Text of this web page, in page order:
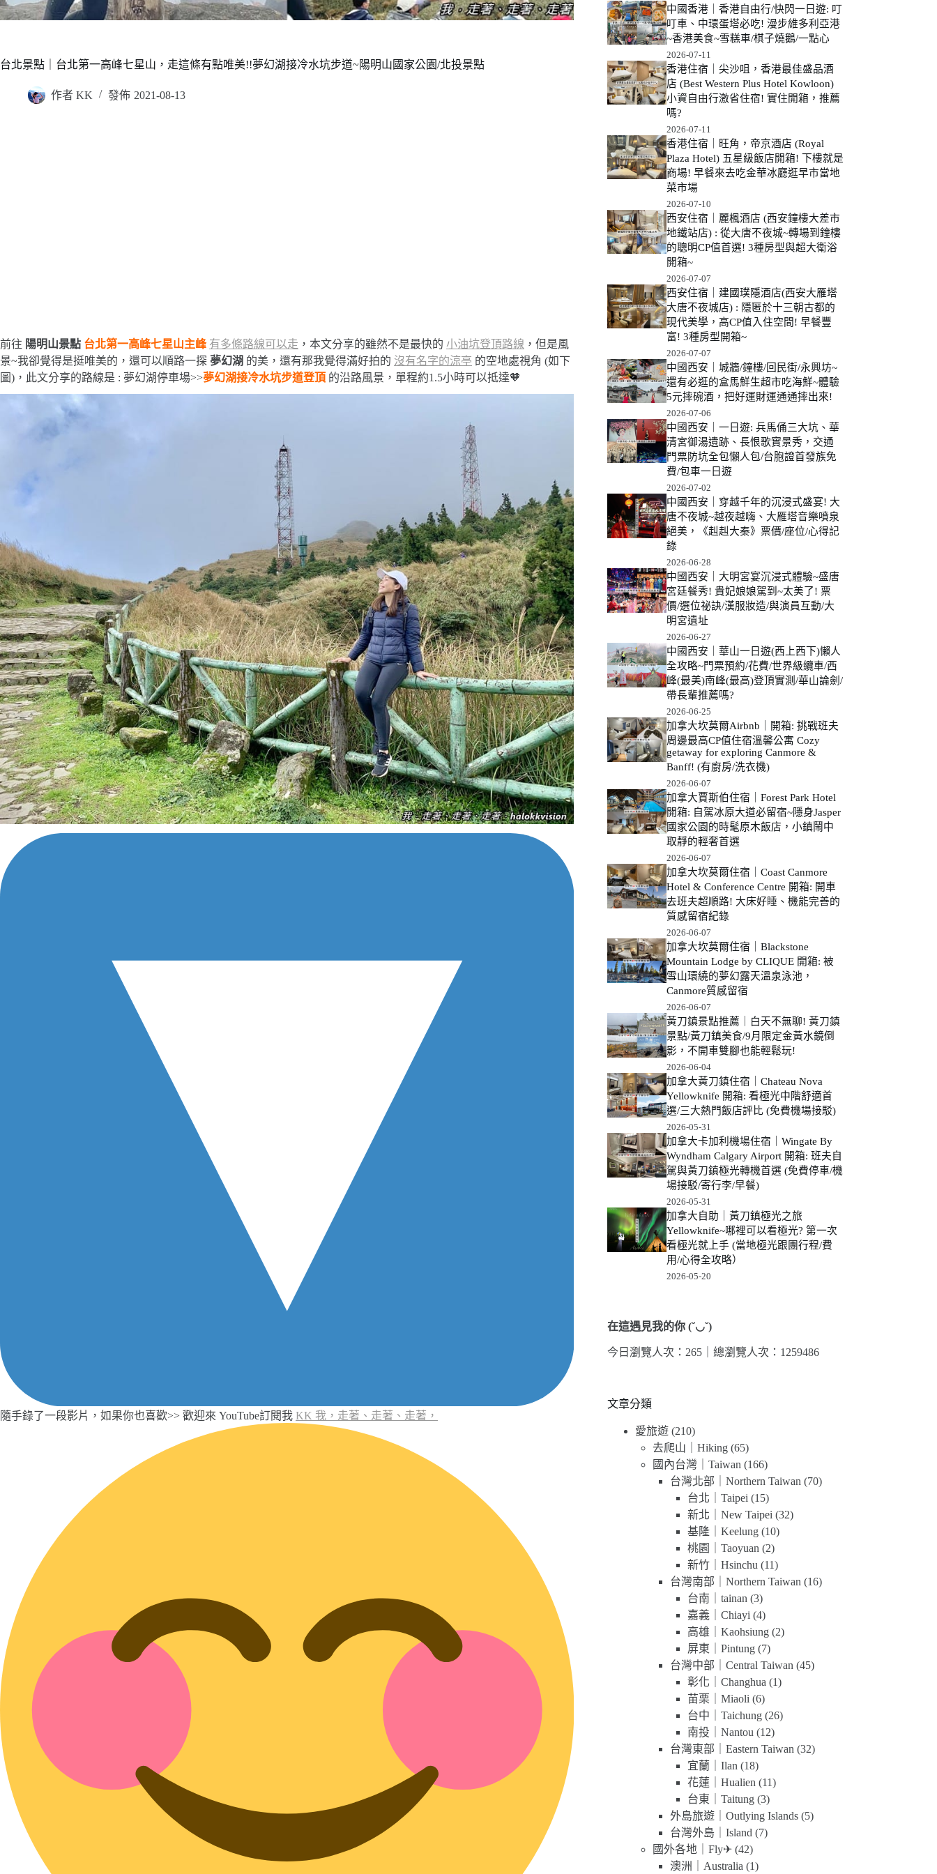
台北景點｜台北第一高峰七星山，走這條有點唯美!!夢幻湖接冷水坑步道~陽明山國家公園/北投景點
作者 KK 發佈 2021-08-13
前往 陽明山景點 台北第一高峰七星山主峰 有多條路線可以走 ，本文分享的雖然不是最快的 小油坑登頂路線 ，但是風
景~我卻覺得是挺唯美的，還可以順路一探 夢幻湖 的美，還有那我覺得滿好拍的 沒有名字的涼亭 的空地處視角 (如下
圖)，此文分享的路線是 : 夢幻湖停車場>>夢幻湖接冷水坑步道登頂 的沿路風景，單程約1.5小時可以抵達🧡
隨手錄了一段影片，如果你也喜歡>> 歡迎來 YouTube訂閱我 KK 我，走著、走著、走著，
中國香港｜香港自由行/快閃一日遊: 叮
叮車、中環蛋塔必吃! 漫步維多利亞港
~香港美食~雪糕車/棋子燒鵝/一點心
2026-07-11
香港住宿｜尖沙咀，香港最佳盛品酒
店 (Best Western Plus Hotel Kowloon)
小資自由行激省住宿! 實住開箱，推薦
嗎?
2026-07-11
香港住宿｜旺角，帝京酒店 (Royal
Plaza Hotel) 五星級飯店開箱! 下樓就是
商場! 早餐來去吃金華冰廳逛早市當地
菜市場
2026-07-10
西安住宿｜麗楓酒店 (西安鐘樓大差市
地鐵站店) : 從大唐不夜城~轉場到鐘樓
的聰明CP值首選! 3種房型與超大衛浴
開箱~
2026-07-07
西安住宿｜建國璞隱酒店(西安大雁塔
大唐不夜城店) : 隱匿於十三朝古都的
現代美學，高CP值入住空間! 早餐豐
富! 3種房型開箱~
2026-07-07
中國西安｜城牆/鐘樓/回民街/永興坊~
還有必逛的盒馬鮮生超市吃海鮮~體驗
5元摔碗酒，把好運財運通通摔出來!
2026-07-06
中國西安｜一日遊: 兵馬俑三大坑、華
清宮御湯遺跡、長恨歌實景秀，交通
門票防坑全包懶人包/台胞證首發族免
費/包車一日遊
2026-07-02
中國西安｜穿越千年的沉浸式盛宴! 大
唐不夜城~越夜越嗨、大雁塔音樂噴泉
絕美，《赳赳大秦》票價/座位/心得記
錄
2026-06-28
中國西安｜大明宮宴沉浸式體驗~盛唐
宮廷餐秀! 貴妃娘娘駕到~太美了! 票
價/選位祕訣/漢服妝造/與演員互動/大
明宮遺址
2026-06-27
中國西安｜華山一日遊(西上西下)懶人
全攻略~門票預約/花費/世界級纜車/西
峰(最美)南峰(最高)登頂實測/華山論劍/
帶長輩推薦嗎?
2026-06-25
加拿大坎莫爾Airbnb｜開箱: 挑戰班夫
周邊最高CP值住宿溫馨公寓 Cozy
getaway for exploring Canmore &
Banff! (有廚房/洗衣機)
2026-06-07
加拿大賈斯伯住宿｜Forest Park Hotel
開箱: 自駕冰原大道必留宿~隱身Jasper
國家公園的時髦原木飯店，小鎮鬧中
取靜的輕奢首選
2026-06-07
加拿大坎莫爾住宿｜Coast Canmore
Hotel & Conference Centre 開箱: 開車
去班夫超順路! 大床好睡、機能完善的
質感留宿紀錄
2026-06-07
加拿大坎莫爾住宿｜Blackstone
Mountain Lodge by CLIQUE 開箱: 被
雪山環繞的夢幻露天溫泉泳池，
Canmore質感留宿
2026-06-07
黃刀鎮景點推薦｜白天不無聊! 黃刀鎮
景點/黃刀鎮美食/9月限定金黃水鏡倒
影，不開車雙腳也能輕鬆玩!
2026-06-04
加拿大黃刀鎮住宿｜Chateau Nova
Yellowknife 開箱: 看極光中階舒適首
選/三大熱門飯店評比 (免費機場接駁)
2026-05-31
加拿大卡加利機場住宿｜Wingate By
Wyndham Calgary Airport 開箱: 班夫自
駕與黃刀鎮極光轉機首選 (免費停車/機
場接駁/寄行李/早餐)
2026-05-31
加拿大自助｜黃刀鎮極光之旅
Yellowknife~哪裡可以看極光? 第一次
看極光就上手 (當地極光跟團行程/費
用/心得全攻略）
2026-05-20
在這遇見我的你 (˘◡˘)
今日瀏覽人次：265｜ 總瀏覽人次：1259486
文章分類
愛旅遊(210)
去爬山｜Hiking(65)
國內台灣｜Taiwan (166)
台灣北部｜Northern Taiwan (70)
台北｜Taipei (15)
新北｜New Taipei (32)
基隆｜Keelung(10)
桃園｜Taoyuan (2)
新竹｜Hsinchu (11)
台灣南部｜Northern Taiwan (16)
台南｜tainan (3)
嘉義｜Chiayi (4)
高雄｜Kaohsiung(2)
屏東｜Pintung(7)
台灣中部｜Central Taiwan (45)
彰化｜Changhua (1)
苗栗｜Miaoli (6)
台中｜Taichung(26)
南投｜Nantou (12)
台灣東部｜Eastern Taiwan (32)
宜蘭｜Ilan (18)
花蓮｜Hualien (11)
台東｜Taitung(3)
外島旅遊｜Outlying Islands(5)
台灣外島｜Island (7)
國外各地｜Fly✈(42)
澳洲｜Australia (1)